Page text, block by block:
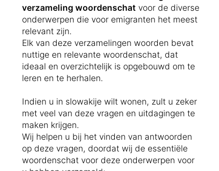
verzameling woordenschat voor de diverse
onderwerpen die voor emigranten het meest
relevant zijn.
Elk van deze verzamelingen woorden bevat
nuttige en relevante woordenschat, dat
ideaal en overzichtelijk is opgebouwd om te
leren en te herhalen.
Indien u in slowakije wilt wonen, zult u zeker
met veel van deze vragen en uitdagingen te
maken krijgen.
Wij helpen u bij het vinden van antwoorden
op deze vragen, doordat wij de essentiële
woordenschat voor deze onderwerpen voor